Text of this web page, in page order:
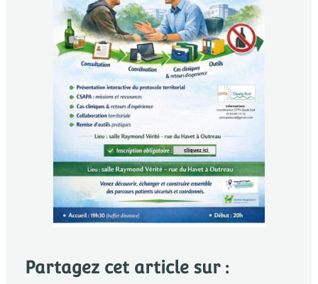
Partagez cet article sur :